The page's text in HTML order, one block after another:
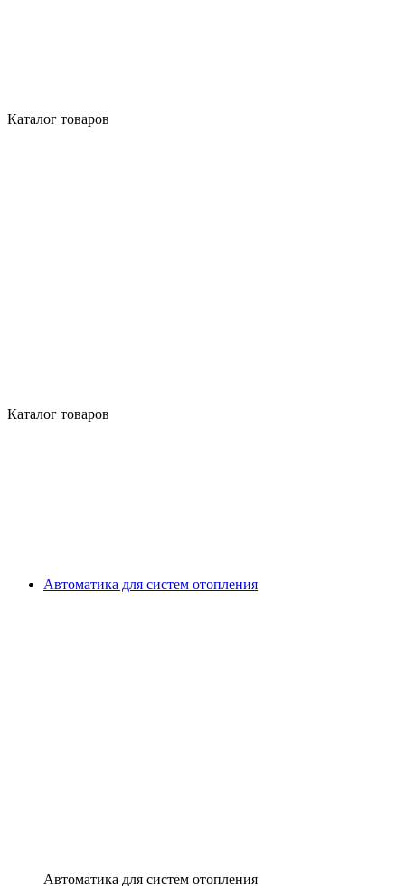
Каталог товаров
Каталог товаров
Автоматика для систем отопления
Автоматика для систем отопления